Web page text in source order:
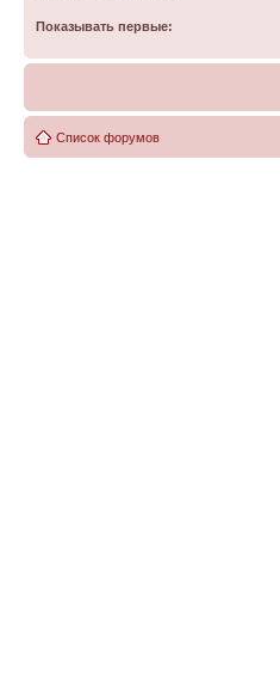
Показывать первые:
Список форумов